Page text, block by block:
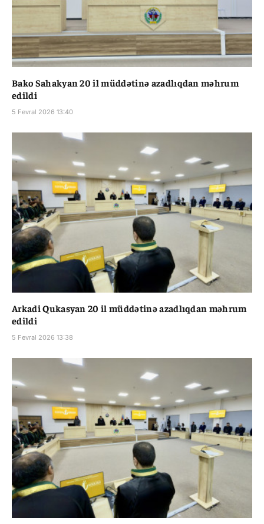
Bako Sahakyan 20 il müddətinə azadlıqdan məhrum
edildi
5 Fevral 2026 13:40
Arkadi Qukasyan 20 il müddətinə azadlıqdan məhrum
edildi
5 Fevral 2026 13:38